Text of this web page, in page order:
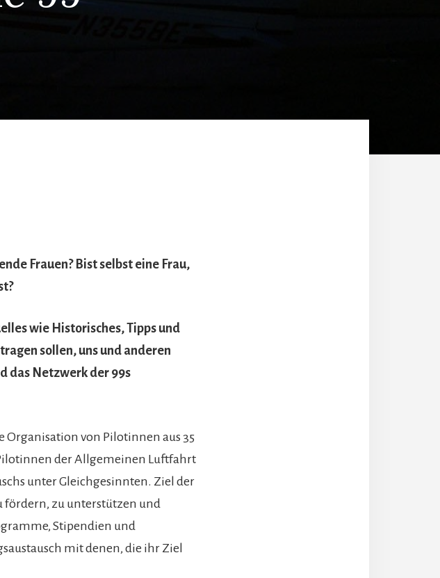
Frauen? Bist selbst eine Frau,
wie Historisches, Tipps und
sollen, uns und anderen
das Netzwerk der 99s
Organisation von Pilotinnen aus 35
der Allgemeinen Luftfahrt
unter Gleichgesinnten. Ziel der
fördern, zu unterstützen und
Stipendien und
mit denen, die ihr Ziel